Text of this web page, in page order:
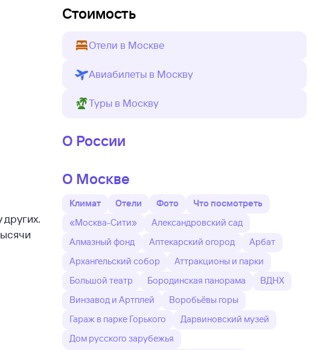
Стоимость
Отели в Москве
Авиабилеты в Москву
Туры в Москву
О России
О Москве
Климат Отели Фото
Что посмотреть
«Москва-Сити»
Александровский сад
Алмазный фонд
Аптекарский огород
Арбат
Архангельский собор
Аттракционы и парки
Большой театр
Бородинская панорама
ВДНХ
Винзавод и Артплей
Воробьёвы горы
Гараж в парке Горького
Дарвиновский музей
Дом русского зарубежья